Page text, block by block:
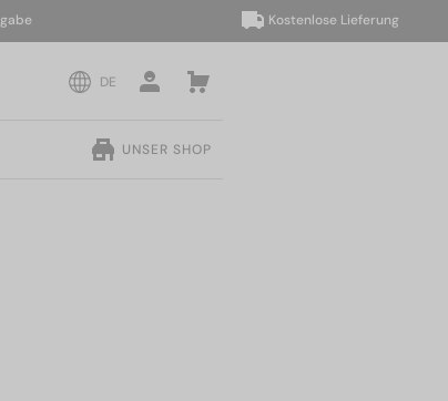
Kostenlose Lieferung
DE
UNSER SHOP